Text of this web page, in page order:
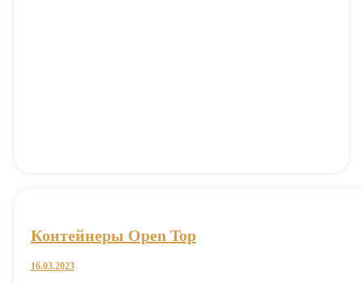
Контейнеры Open Top
16.03.2023